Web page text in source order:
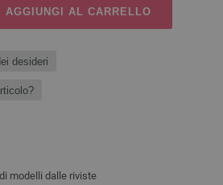
AGGIUNGI AL CARRELLO
desideri
modelli dalle riviste